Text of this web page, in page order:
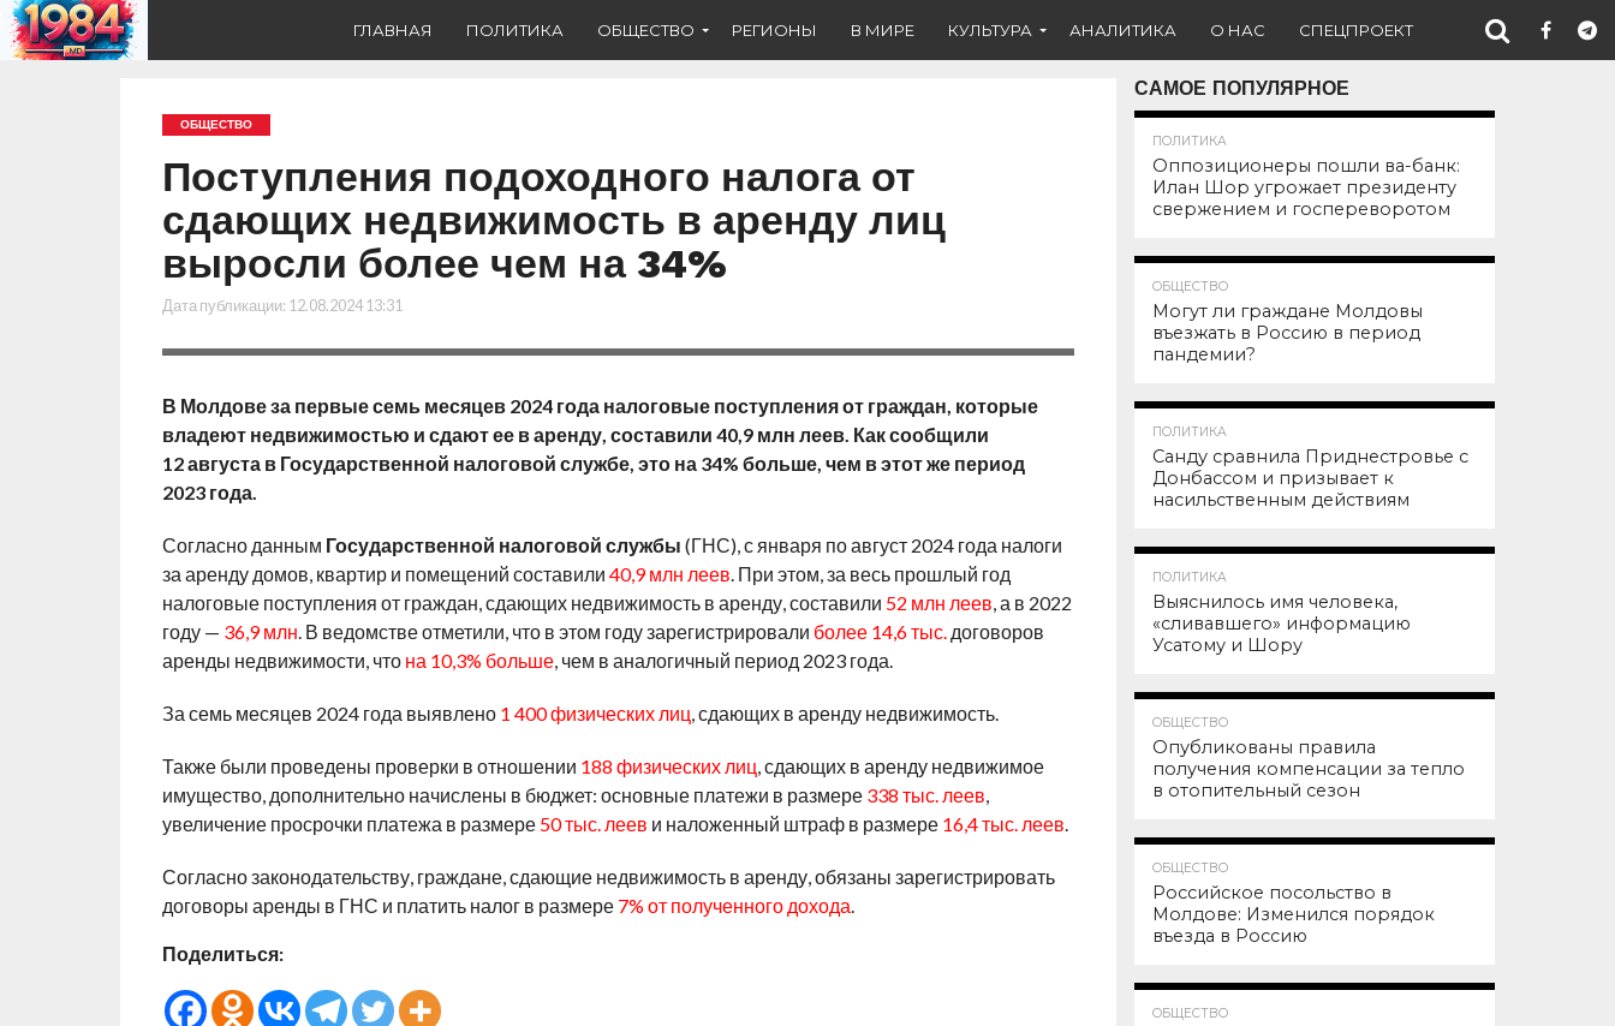
ГЛАВНАЯ ПОЛИТИКА ОБЩЕСТВО РЕГИОНЫ В МИРЕ КУЛЬТУРА АНАЛИТИКА О НАС СПЕЦПРОЕКТ
ОБЩЕСТВО
Поступления подоходного налога от
сдающих недвижимость в аренду лиц
выросли более чем на 34%
Дата публикации: 12.08.2024 13:31
В Молдове за первые семь месяцев 2024 года налоговые поступления от граждан, которые
владеют недвижимостью и сдают ее в аренду, составили 40,9 млн леев. Как сообщили
12 августа в Государственной налоговой службе, это на 34% больше, чем в этот же период
2023 года.
Согласно данным Государственной налоговой службы (ГНС), с января по август 2024 года налоги
за аренду домов, квартир и помещений составили 40,9 млн леев. При этом, за весь прошлый год
налоговые поступления от граждан, сдающих недвижимость в аренду, составили 52 млн леев, а в 2022
году — 36,9 млн. В ведомстве отметили, что в этом году зарегистрировали более 14,6 тыс.договоров
аренды недвижимости, чтона 10,3% больше, чем в аналогичный период 2023 года.
За семь месяцев 2024 года выявлено 1 400 физических лиц, сдающих в аренду недвижимость.
Также были проведены проверки в отношении 188 физических лиц, сдающих в аренду недвижимое
имущество, дополнительно начислены в бюджет: основные платежи в размере338 тыс. леев,
увеличение просрочки платежа в размере 50 тыс. леев и наложенный штраф в размере16,4 тыс. леев.
Согласно законодательству, граждане, сдающие недвижимость в аренду, обязаны зарегистрировать
договоры аренды в ГНС и платить налог в размере7% от полученного дохода.
Поделиться:
САМОЕ ПОПУЛЯРНОЕ
ПОЛИТИКА
Оппозиционеры пошли ва-банк:
Илан Шор угрожает президенту
свержением и госпереворотом
ОБЩЕСТВО
Могут ли граждане Молдовы
въезжать в Россию в период
пандемии?
ПОЛИТИКА
Санду сравнила Приднестровье с
Донбассом и призывает к
насильственным действиям
ПОЛИТИКА
Выяснилось имя человека,
«сливавшего» информацию
Усатому и Шору
ОБЩЕСТВО
Опубликованы правила
получения компенсации за тепло
в отопительный сезон
ОБЩЕСТВО
Российское посольство в
Молдове: Изменился порядок
въезда в Россию
ОБЩЕСТВО